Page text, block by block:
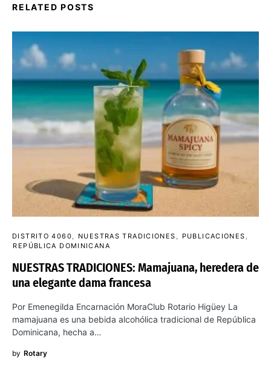
RELATED POSTS
DISTRITO 4060 NUESTRAS TRADICIONES
PUBLICACIONES
REPÚBLICA DOMINICANA
NUESTRAS TRADICIONES: Mamajuana, heredera de
una elegante dama francesa
Por Emenegilda Encarnación MoraClub Rotario Higüey La
mamajuana es una bebida alcohólica tradicional de República
Dominicana, hecha a…
by Rotary